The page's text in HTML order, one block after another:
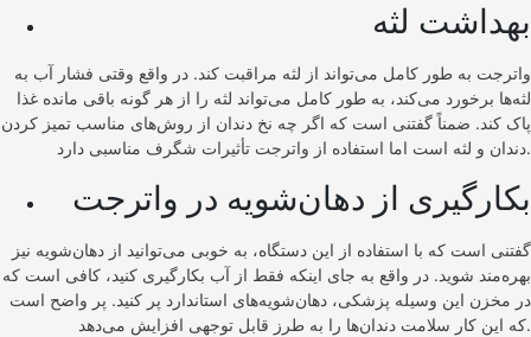
بهداشت لثه
واترجت به طور کامل می‌تواند از لثه مراقبت کند. در واقع وقتی فشار آب به
لثه‌ها برخورد می‌کند، به طور کامل می‌تواند لثه را از هر گونه باقی مانده غذا
پاک کند. ضمناً گفتنی است که اگر چه نخ دندان از روش‌های مناسب تمیز کردن
دندان و لثه است اما استفاده از واترجت تأثیرات شگرف مناسبی دارد.
بکارگیری از دهان‌شویه در واترجت
گفتنی است که با استفاده از این دستگاه، به خوبی می‌توانید از دهان‌شویه نیز
بهره‌مند شوید. در واقع به جای اینکه فقط از آب بکارگیری کنید، کافی است که
در مخزن این وسیله پزشکی، دهان‌شویه‌های استاندارد پر کنید. پر واضح است
که این کار سلامت دندان‌ها را به طرز قابل توجهی افزایش می‌دهد.